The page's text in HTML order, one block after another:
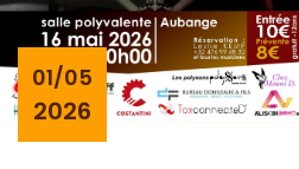
01/05
2026